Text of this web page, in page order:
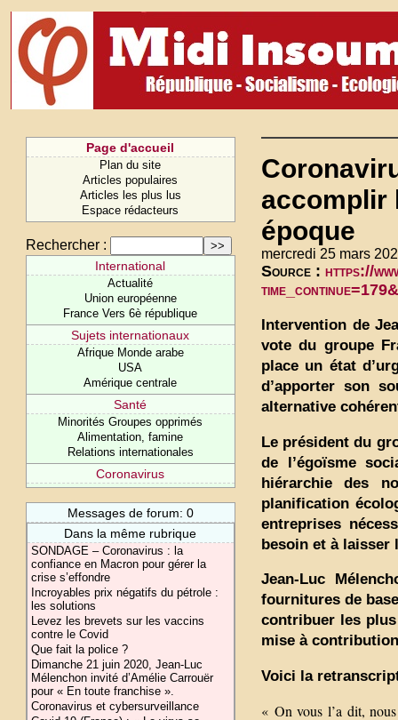
Page d'accueil
Plan du site
Articles populaires
Articles les plus lus
Espace rédacteurs
Rechercher :
International
Actualité
Union européenne
France Vers 6è république
Sujets internationaux
Afrique Monde arabe
USA
Amérique centrale
Santé
Minorités Groupes opprimés
Alimentation, famine
Relations internationales
Coronavirus
Messages de forum: 0
Dans la même rubrique
SONDAGE – Coronavirus : la
confiance en Macron pour gérer la
crise s’effondre
Incroyables prix négatifs du pétrole :
les solutions
Levez les brevets sur les vaccins
contre le Covid
Que fait la police ?
Dimanche 21 juin 2020, Jean-Luc
Mélenchon invité d’Amélie Carrouër
pour « En toute franchise ».
Coronavirus et cybersurveillance
accomplir
époque
mercredi 25 mars
Source : https://
Intervention de
vote du groupe
place un état
d’apporter son
alternative
Le président du
de l’égoïsme
hiérarchie des
planification
entreprises
besoin et à laisser
Jean-Luc
fournitures de
contribuer les
mise à
Voici la
« On vous l’a dit,